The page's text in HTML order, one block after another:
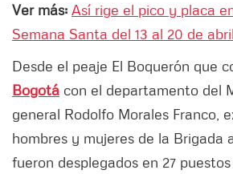
Ver más: Así rige el pico y placa
Semana Santa del 13 al 20 de abril
Desde el peaje El Boquerón que
Bogotá con el departamento del
general Rodolfo Morales Franco,
hombres y mujeres de la Brigada
fueron desplegados en 27